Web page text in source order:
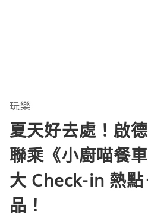
玩樂
夏天好去處！啟
聯乘《小廚喵餐
大 Check-in 熱
品！